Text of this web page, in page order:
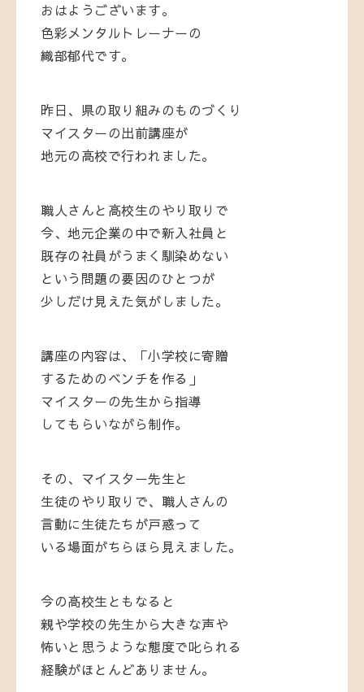
おはようございます。
色彩メンタルトレーナーの
織部郁代です。
昨日、県の取り組みのものづくり
マイスターの出前講座が
地元の高校で行われました。
職人さんと高校生のやり取りで
今、地元企業の中で新入社員と
既存の社員がうまく馴染めない
という問題の要因のひとつが
少しだけ見えた気がしました。
講座の内容は、「小学校に寄贈
するためのベンチを作る」
マイスターの先生から指導
してもらいながら制作。
その、マイスター先生と
生徒のやり取りで、職人さんの
言動に生徒たちが戸惑って
いる場面がちらほら見えました。
今の高校生ともなると
親や学校の先生から大きな声や
怖いと思うような態度で叱られる
経験がほとんどありません。